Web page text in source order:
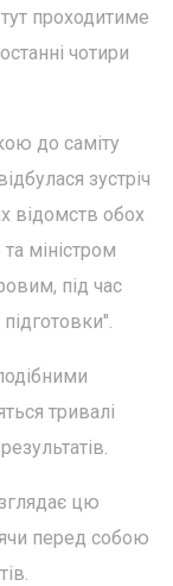
проходитиме
чотири
до саміту
зустріч
відомств обох
міністром
під час
тривалі
цю
перед собою